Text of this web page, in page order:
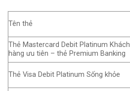
Tên thẻ
Thẻ Mastercard Debit Platinum Khách
hàng ưu tiên – thẻ Premium Banking
Thẻ Visa Debit Platinum Sống khỏe